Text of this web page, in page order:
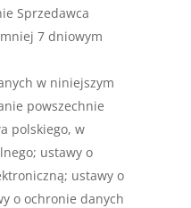
Sprzedawca
7 dniowym
w niniejszym
powszechnie
polskiego, w
ustawy o
ustawy o
o ochronie danych